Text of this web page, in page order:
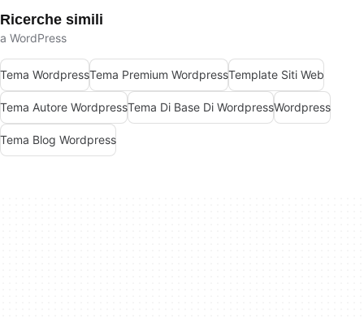
Ricerche simili
a WordPress
Tema WordpressTema Premium WordpressTemplate Siti Web
Tema Autore WordpressTema Di Base Di WordpressWordpress
Tema Blog Wordpress